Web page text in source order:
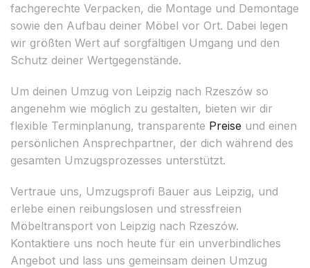
fachgerechte Verpacken, die Montage und Demontage
sowie den Aufbau deiner Möbel vor Ort. Dabei legen
wir größten Wert auf sorgfältigen Umgang und den
Schutz deiner Wertgegenstände.
Um deinen Umzug von Leipzig nach Rzeszów so
angenehm wie möglich zu gestalten, bieten wir dir
flexible Terminplanung, transparente Preise und einen
persönlichen Ansprechpartner, der dich während des
gesamten Umzugsprozesses unterstützt.
Vertraue uns, Umzugsprofi Bauer aus Leipzig, und
erlebe einen reibungslosen und stressfreien
Möbeltransport von Leipzig nach Rzeszów.
Kontaktiere uns noch heute für ein unverbindliches
Angebot und lass uns gemeinsam deinen Umzug